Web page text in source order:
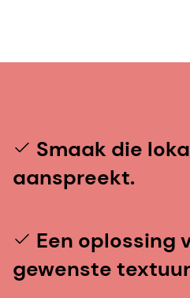
Smaak die
aanspreekt.
Een oplossing
gewenste